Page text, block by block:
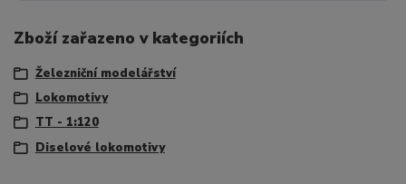
Zboží zařazeno v kategoriích
Železniční modelářství
Lokomotivy
TT - 1:120
Diselové lokomotivy